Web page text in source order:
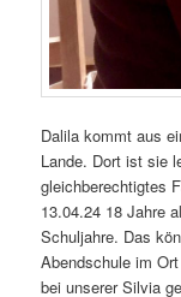
Dalila kommt aus
Lande. Dort ist sie
gleichberechtigtes
13.04.24 18 Jahre
Schuljahre. Das
Abendschule im
bei unserer Silvia